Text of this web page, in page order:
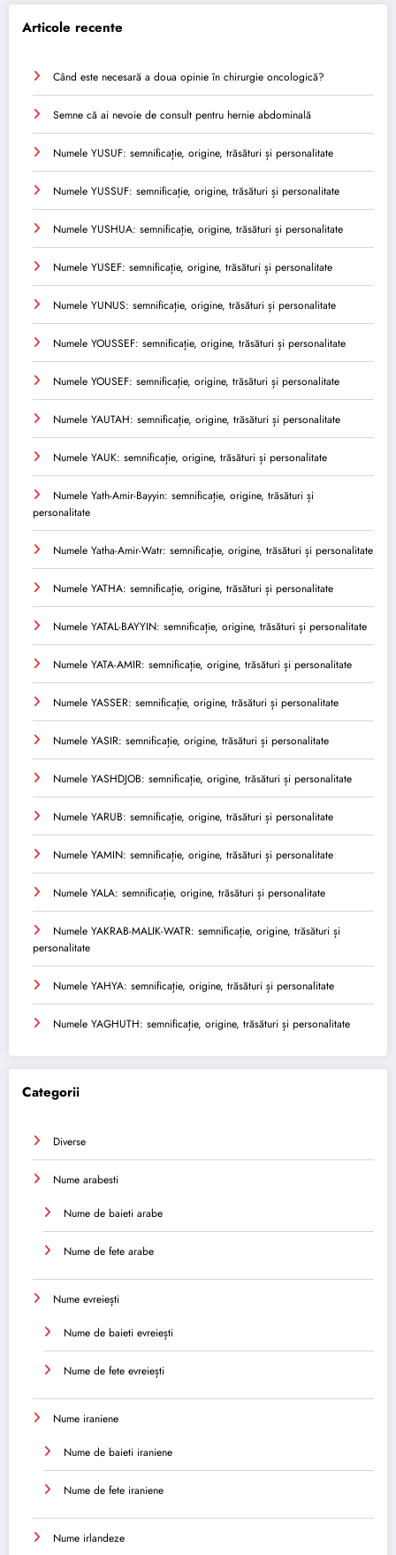
Articole recente
Când este necesară a doua opinie în chirurgie oncologică?
Semne că ai nevoie de consult pentru hernie abdominală
Numele YUSUF: semnificație, origine, trăsături și personalitate
Numele YUSSUF: semnificație, origine, trăsături și personalitate
Numele YUSHUA: semnificație, origine, trăsături și personalitate
Numele YUSEF: semnificație, origine, trăsături și personalitate
Numele YUNUS: semnificație, origine, trăsături și personalitate
Numele YOUSSEF: semnificație, origine, trăsături și personalitate
Numele YOUSEF: semnificație, origine, trăsături și personalitate
Numele YAUTAH: semnificație, origine, trăsături și personalitate
Numele YAUK: semnificație, origine, trăsături și personalitate
Numele Yath-Amir-Bayyin: semnificație, origine, trăsături și
personalitate
Numele Yatha-Amir-Watr: semnificație, origine, trăsături și personalitate
Numele YATHA: semnificație, origine, trăsături și personalitate
Numele YATAL-BAYYIN: semnificație, origine, trăsături și personalitate
Numele YATA-AMIR: semnificație, origine, trăsături și personalitate
Numele YASSER: semnificație, origine, trăsături și personalitate
Numele YASIR: semnificație, origine, trăsături și personalitate
Numele YASHDJOB: semnificație, origine, trăsături și personalitate
Numele YARUB: semnificație, origine, trăsături și personalitate
Numele YAMIN: semnificație, origine, trăsături și personalitate
Numele YALA: semnificație, origine, trăsături și personalitate
Numele YAKRAB-MALIK-WATR: semnificație, origine, trăsături și
personalitate
Numele YAHYA: semnificație, origine, trăsături și personalitate
Numele YAGHUTH: semnificație, origine, trăsături și personalitate
Categorii
Diverse
Nume arabesti
Nume de baieti arabe
Nume de fete arabe
Nume evreiești
Nume de baieti evreiești
Nume de fete evreiești
Nume iraniene
Nume de baieti iraniene
Nume de fete iraniene
Nume irlandeze